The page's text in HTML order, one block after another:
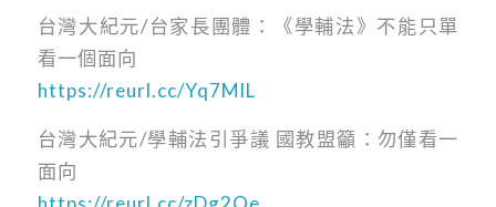
台灣大紀元/台家長團體：《學輔法》不能只單
看一個面向
https://reurl.cc/Yq7MlL
台灣大紀元/學輔法引爭議 國教盟籲：勿僅看一
面向